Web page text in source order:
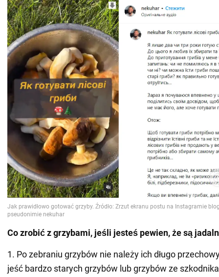
Co zrobić z grzybami, jeśli jesteś pewien, że są
1. Po zebraniu grzybów nie należy ich długo
jeść bardzo starych grzybów lub grzybów ze